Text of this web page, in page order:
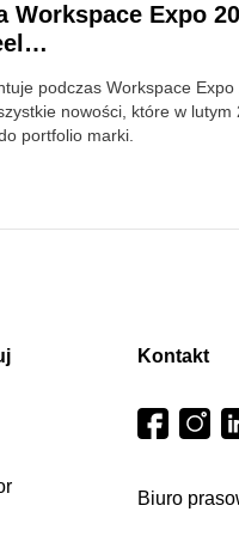
Workspace Expo
podczas Workspace Expo
nowości, które w lutym
portfolio marki.
Kontakt
Biuro